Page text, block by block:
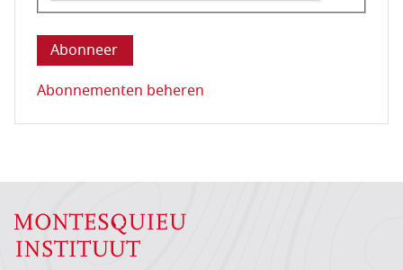
Deze vraag is om te controleren dat u een mens
Abonnementen beheren